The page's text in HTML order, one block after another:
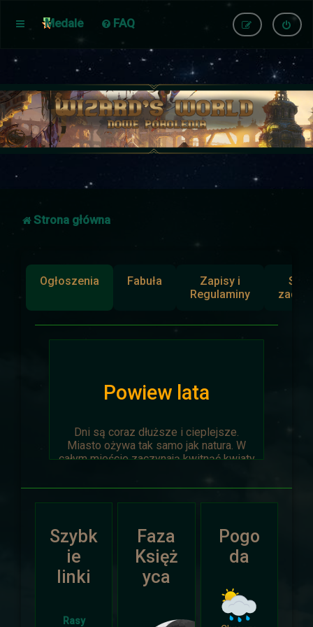
Medale FAQ
Strona główna
Ogłoszenia Fabuła
Zapisy i
Regulaminy
Powiew lata
Dni są coraz dłuższe i cieplejsze.
Miasto ożywa tak samo jak natura. W
całym mieście zaczynają kwitnąć kwiaty
niej udział niech napisze do
Dariusza.
Otrzyma mały upominek.
Atak Zimy i Święta
Szybk
ie
linki
Rasy
Faza
Księż
yca
Pogo
da